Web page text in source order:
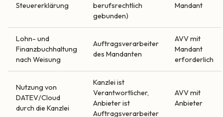
Steuererklärung
berufsrechtlich
gebunden)
Mandant
Lohn- und
Finanzbuchhaltung
nach Weisung
Auftragsverarbeiter
des Mandanten
AVV mit
Mandant
erforderlich
Nutzung von
DATEV/Cloud
durch die Kanzlei
Kanzlei ist
Verantwortlicher,
Anbieter ist
Auftragsverarbeiter
AVV mit
Anbieter